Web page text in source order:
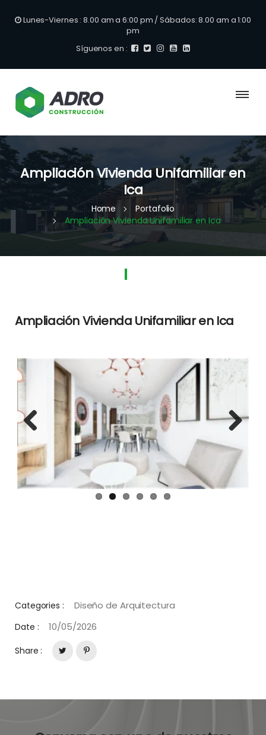
Lunes-Viernes : 8.00 am a 6:00 pm / Sábados: 8.00 am a 1:00
pm
Síguenos en :
Ampliación Vivienda Unifamiliar en
Ica
Home
Portafolio
Ampliación Vivienda Unifamiliar en Ica
Ampliación Vivienda Unifamiliar en Ica
Previous
Categories : Diseño de Arquitectura
Date : 10/05/2026
Share :